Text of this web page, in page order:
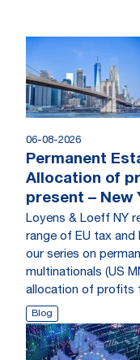
06-08-2026
Permanent
Allocation of
present –
Loyens & Loeff NY
range of EU tax
our series on
multinationals (US
allocation of profits
Blog